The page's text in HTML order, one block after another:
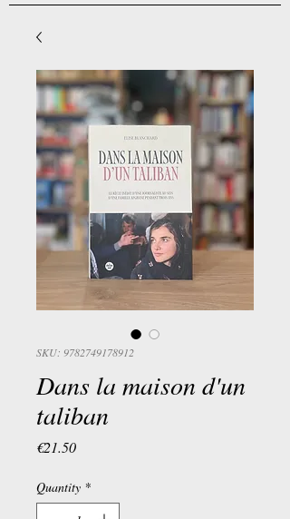
SKU: 9782749178912
Dans la maison d'un
taliban
€21.50Price
Quantity *